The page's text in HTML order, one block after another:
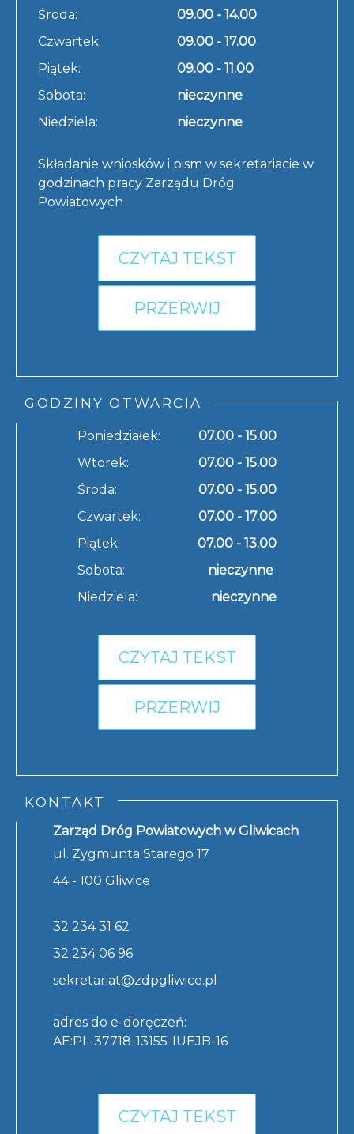
Środa:
09.00 - 14.00
Czwartek:
09.00 - 17.00
Piątek:
09.00 - 11.00
Sobota:
nieczynne
Niedziela:
nieczynne
Składanie wniosków i pism w sekretariacie w
godzinach pracy Zarządu Dróg
Powiatowych
CZYTAJ TEKST
PRZERWIJ
GODZINY OTWARCIA
Poniedziałek:
07.00 - 15.00
Wtorek:
07.00 - 15.00
Środa:
07.00 - 15.00
Czwartek:
07.00 - 17.00
Piątek:
07.00 - 13.00
Sobota:
nieczynne
Niedziela:
nieczynne
CZYTAJ TEKST
PRZERWIJ
KONTAKT
Zarząd Dróg Powiatowych w Gliwicach
ul. Zygmunta Starego 17
44 - 100 Gliwice
32 234 31 62
32 234 06 96
sekretariat@zdpgliwice.pl
adres do e-doręczeń:
AE:PL-37718-13155-IUEJB-16
CZYTAJ TEKST